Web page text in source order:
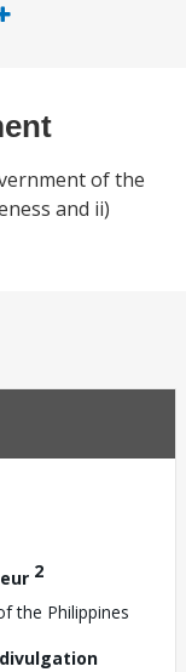
of the
and ii)
2
the Philippines